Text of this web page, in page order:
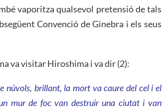
vaporitza qualsevol pretensió de tals
Convenció de Ginebra i els seus
va visitar Hiroshima i va dir (2):
núvols, brillant, la mort va caure del cel i el
mur de foc van destruir una ciutat i van